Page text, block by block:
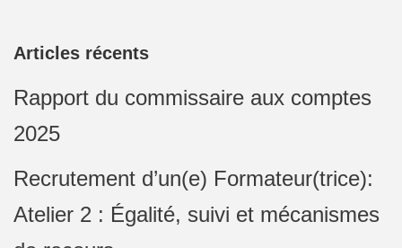
Articles récents
Rapport du commissaire aux comptes
2025
Recrutement d’un(e) Formateur(trice):
Atelier 2 : Égalité, suivi et mécanismes